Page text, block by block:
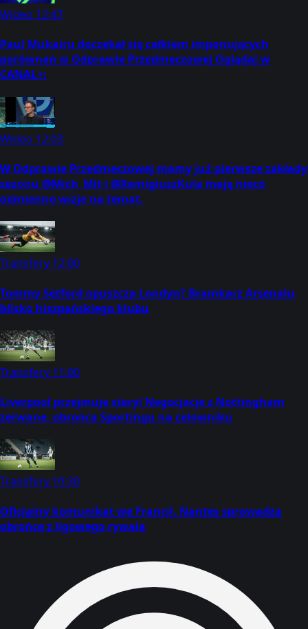
Wideo 12:47
Paul Mukairu doczekał się całkiem imponujących
porównań w Odprawie Przedmeczowej Oglądaj w
CANAL+:
Wideo 12:03
W Odprawie Przedmeczowej mamy już pierwsze zakłady
sezonu @Mich_Mit i @RemigiuszKula mają nieco
odmienne wizje na temat.
Transfery 12:00
Tommy Setford opuszcza Londyn? Bramkarz Arsenalu
blisko hiszpańskiego klubu
Transfery 11:00
Liverpool przejmuje stery! Negocjacje z Nottingham
zerwane, obrońca Sportingu na celowniku
Transfery 10:30
Oficjalny komunikat we Francji. Nantes sprowadza
obrońcę z ligowego rywala